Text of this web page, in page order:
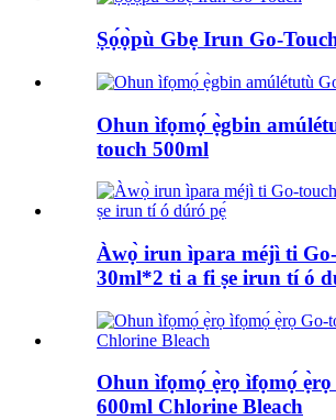
Ṣọ́ọ̀pù Gbẹ Irun Go-
Ohun ìfọmọ́ ẹ̀gbin
touch 500ml
Àwọ̀ irun ìpara méjì ti
30ml*2 ti a fi ṣe irun tí ó
Ohun ìfọmọ́ ẹ̀rọ ìfọmọ́
600ml Chlorine Bleach